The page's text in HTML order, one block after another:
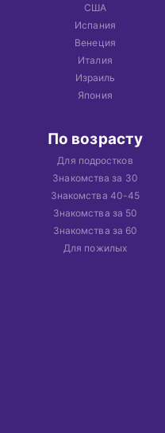
США
Испания
Венеция
Италия
Израиль
Япония
По возрасту
Для подростков
Знакомства за 30
Знакомства 40-45
Знакомства за 50
Знакомства за 60
Для пожилых